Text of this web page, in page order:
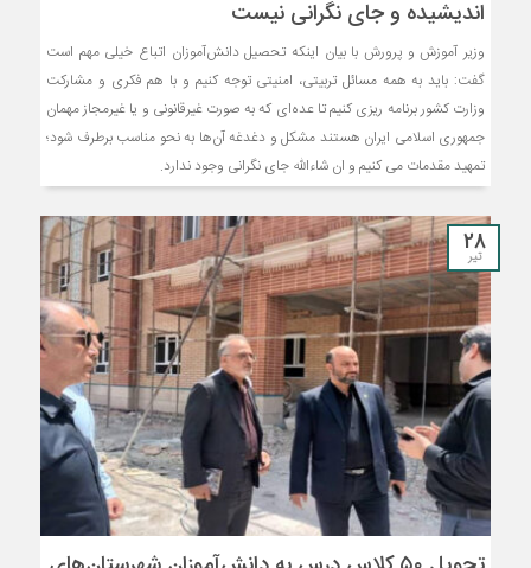
اندیشیده و جای نگرانی نیست
وزیر آموزش و پرورش با بیان اینکه تحصیل دانش‌آموزان اتباع خیلی مهم است
گفت: باید به همه مسائل تربیتی، امنیتی توجه کنیم و با هم فکری و مشارکت
وزارت کشور برنامه ریزی کنیم تا عده‌ای که به صورت غیرقانونی و یا غیرمجاز مهمان
جمهوری اسلامی ایران هستند مشکل و دغدغه آن‌ها به نحو مناسب برطرف شود؛
تمهید مقدمات می کنیم و ان شاءالله جای نگرانی وجود ندارد.
28
تیر